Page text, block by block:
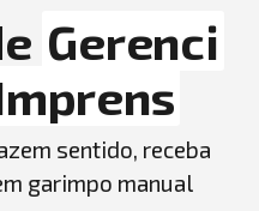
Gerenci
sentido, receba
garimpo manual